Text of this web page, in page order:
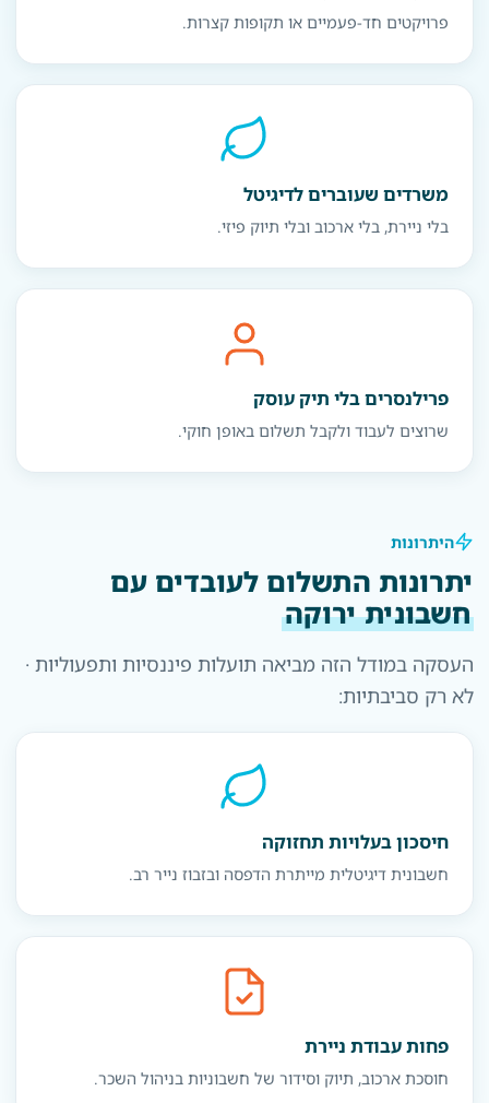
פרויקטים חד-פעמיים או תקופות קצרות.
משרדים שעוברים לדיגיטל
בלי ניירת, בלי ארכוב ובלי תיוק פיזי.
פרילנסרים בלי תיק עוסק
שרוצים לעבוד ולקבל תשלום באופן חוקי.
היתרונות
יתרונות התשלום לעובדים עם
חשבונית ירוקה
העסקה במודל הזה מביאה תועלות פיננסיות ותפעוליות ·
לא רק סביבתיות:
חיסכון בעלויות תחזוקה
חשבונית דיגיטלית מייתרת הדפסה ובזבוז נייר רב.
פחות עבודת ניירת
חוסכת ארכוב, תיוק וסידור של חשבוניות בניהול השכר.